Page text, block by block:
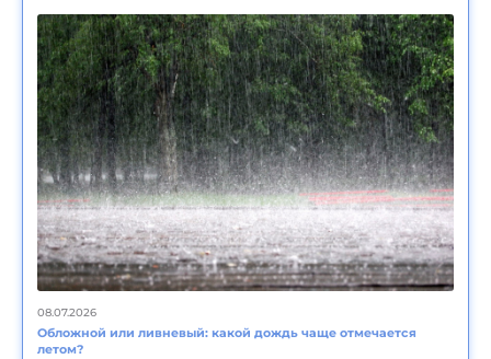
08.07.2026
Обложной или ливневый: какой дождь чаще отмечается
летом?